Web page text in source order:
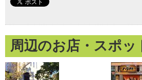
周辺のお店・スポッ